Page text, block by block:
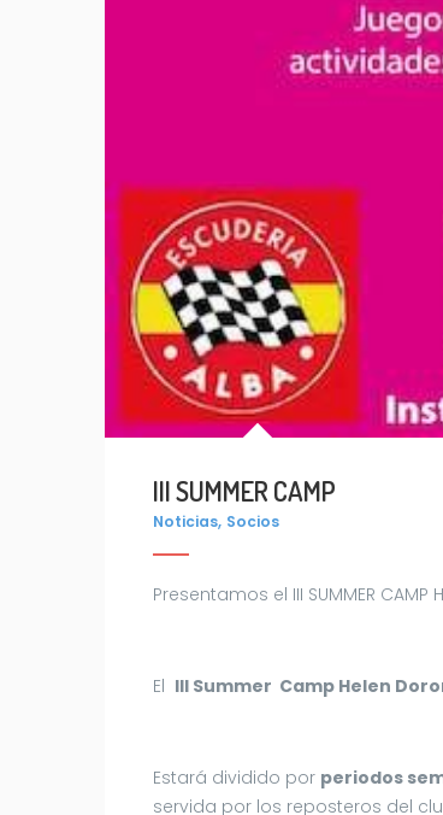
III SUMMER CAMP
Noticias, Socios
Presentamos el III SUMMER
El III Summer Camp Helen
Estará dividido por periodos
servida por los reposteros del